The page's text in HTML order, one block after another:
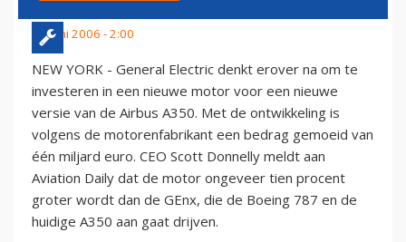
23 juni 2006 - 2:00
NEW YORK - General Electric denkt erover na om te
investeren in een nieuwe motor voor een nieuwe
versie van de Airbus A350. Met de ontwikkeling is
volgens de motorenfabrikant een bedrag gemoeid van
één miljard euro. CEO Scott Donnelly meldt aan
Aviation Daily dat de motor ongeveer tien procent
groter wordt dan de GEnx, die de Boeing 787 en de
huidige A350 aan gaat drijven.